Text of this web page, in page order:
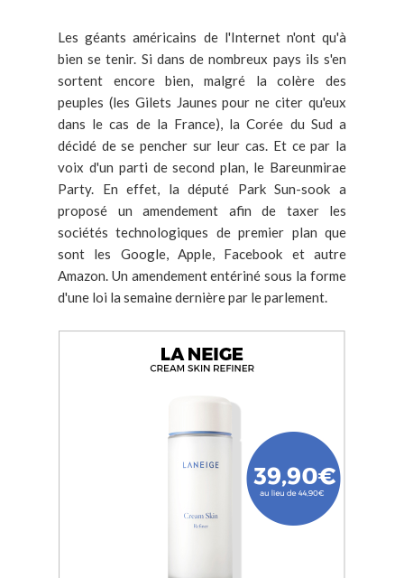
Les géants américains de l'Internet n'ont qu'à
bien se tenir. Si dans de nombreux pays ils s'en
sortent encore bien, malgré la colère des
peuples (les Gilets Jaunes pour ne citer qu'eux
dans le cas de la France), la Corée du Sud a
décidé de se pencher sur leur cas. Et ce par la
voix d'un parti de second plan, le Bareunmirae
Party. En effet, la député Park Sun-sook a
proposé un amendement afin de taxer les
sociétés technologiques de premier plan que
sont les Google, Apple, Facebook et autre
Amazon. Un amendement entériné sous la forme
d'une loi la semaine dernière par le parlement.